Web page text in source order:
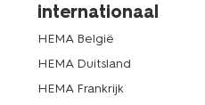
internationaal
HEMA België
HEMA Duitsland
HEMA Frankrijk